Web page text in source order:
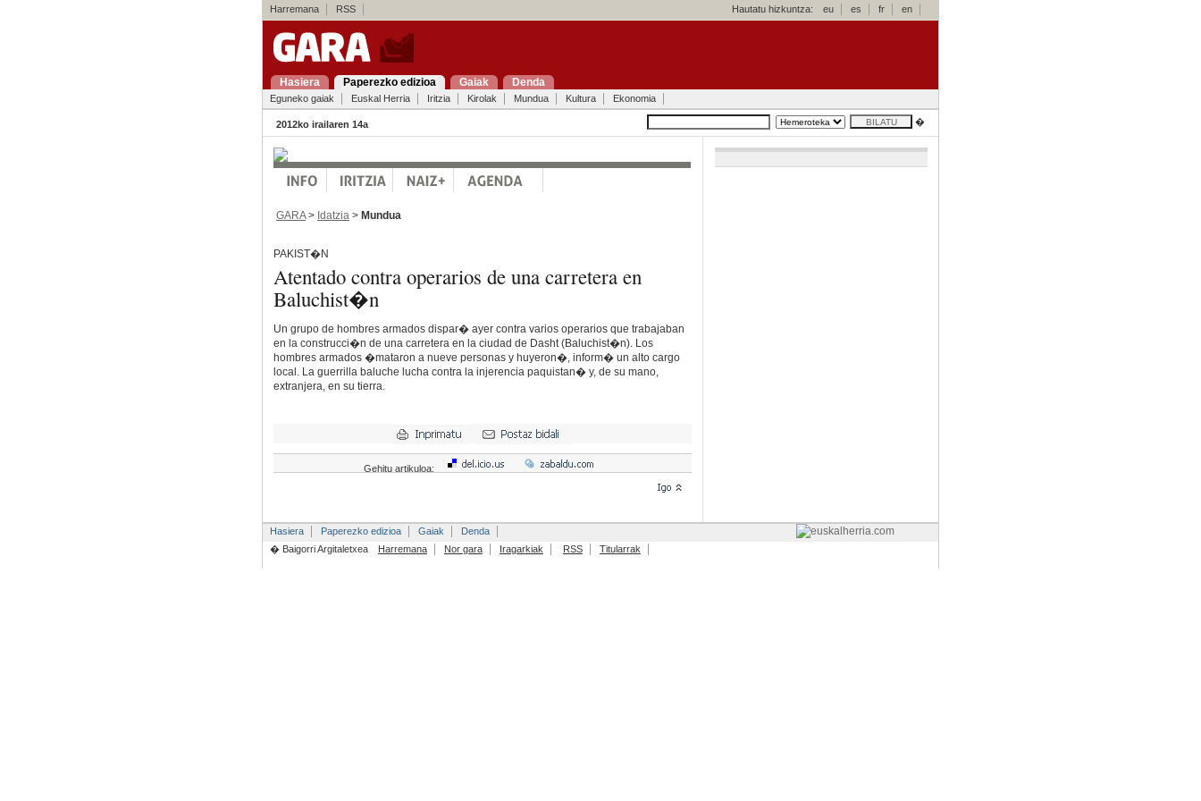
Harremana RSS Hautatu hizkuntza: eu es fr en
Hasiera Paperezko edizioa Gaiak Denda
Eguneko gaiak Euskal Herria Iritzia Kirolak Mundua Kultura Ekonomia
2012ko irailaren 14a �
GARA> Idatzia > Mundua
PAKIST�N
Atentado contra operarios de una carretera en
Baluchist�n
Un grupo de hombres armados dispar� ayer contra varios operarios que trabajaban
en la construcci�n de una carretera en la ciudad de Dasht (Baluchist�n). Los
hombres armados �mataron a nueve personas y huyeron�, inform� un alto cargo
local. La guerrilla baluche lucha contra la injerencia paquistan� y, de su mano,
extranjera, en su tierra.
Gehitu artikuloa:
Hasiera Paperezko edizioa Gaiak
Denda
� Baigorri Argitaletxea
Harremana Nor gara Iragarkiak RSS Titularrak